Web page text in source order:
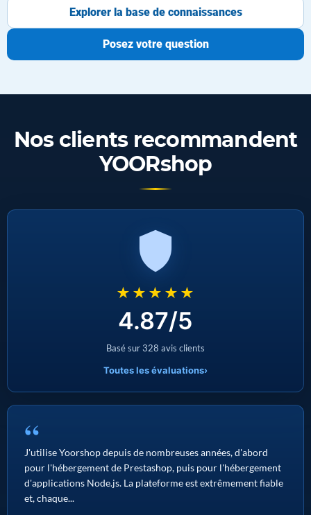
Explorer la base de connaissances
Posez votre question
Nos clients recommandent
YOORshop
★★★★★
4.87/5
Basé sur 328 avis clients
Toutes les évaluations›
“
J'utilise Yoorshop depuis de nombreuses années, d'abord
pour l'hébergement de Prestashop, puis pour l'hébergement
d'applications Node.js. La plateforme est extrêmement fiable
et, chaque...